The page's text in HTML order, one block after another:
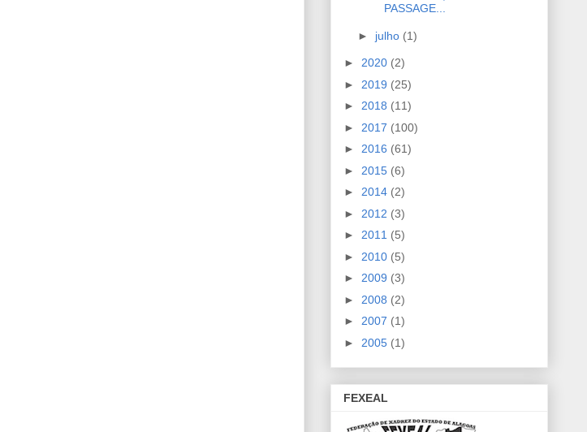
PASSAGE...
► julho (1)
► 2020 (2)
► 2019 (25)
► 2018 (11)
► 2017 (100)
► 2016 (61)
► 2015 (6)
► 2014 (2)
► 2012 (3)
► 2011 (5)
► 2010 (5)
► 2009 (3)
► 2008 (2)
► 2007 (1)
► 2005 (1)
FEXEAL